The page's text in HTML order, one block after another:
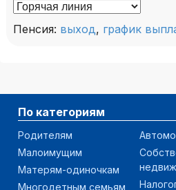
Пенсия: выход, график
По категориям
Родителям
Малоимущим
Матерям-одиночкам
Многодетным семьям